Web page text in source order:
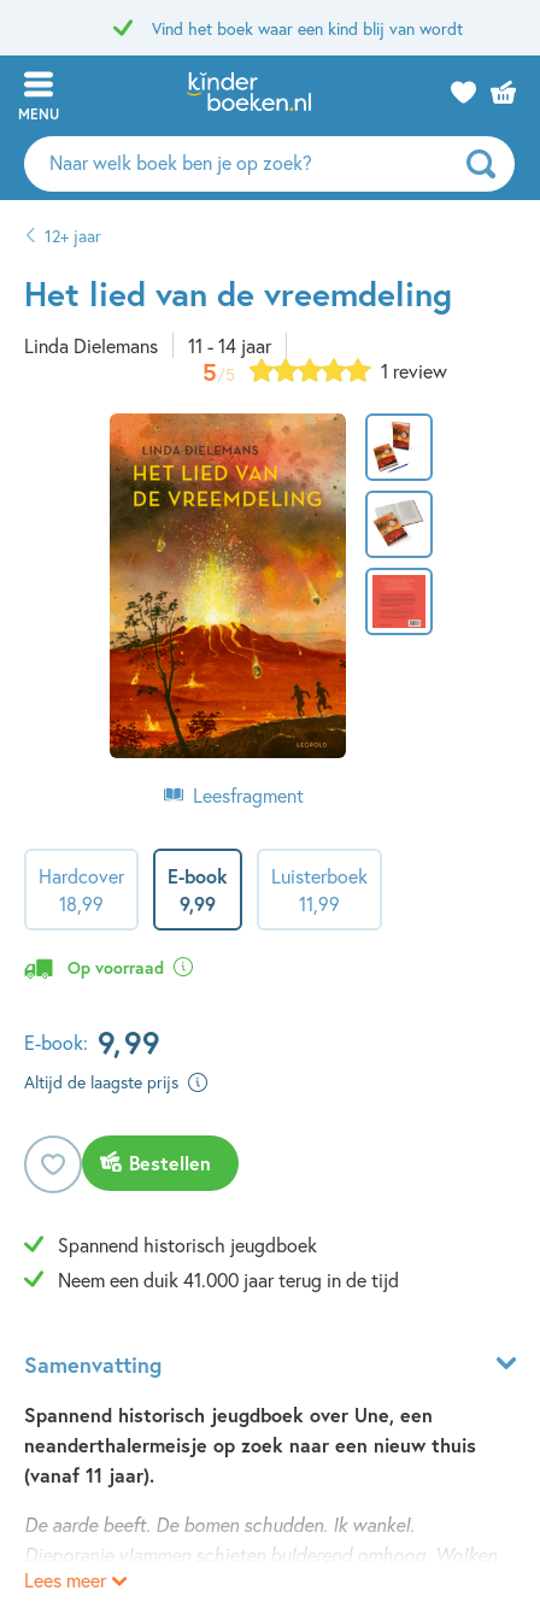
Vind het boek waar een kind blij van wordt
MENU
Zoeken
naar
auteurs
uitgevers
12+ jaar
Het lied van de vreemdeling
Linda Dielemans 11 - 14 jaar
5/5 1 review
Leesfragment
Hardcover
18,99
E-book
9,99
Luisterboek
11,99
Op voorraad
E-book: 9,99
Altijd de laagste prijs
Bestellen
Spannend historisch jeugdboek
Neem een duik 41.000 jaar terug in de tijd
Samenvatting
Spannend historisch jeugdboek over Une, een
neanderthalermeisje op zoek naar een nieuw thuis
(vanaf 11 jaar).
De aarde beeft. De bomen schudden. Ik wankel.
Dieporanje vlammen schieten bulderend omhoog. Wolken
blokkeren de zon. Met een dreun komt er een zwarte,
Lees meer